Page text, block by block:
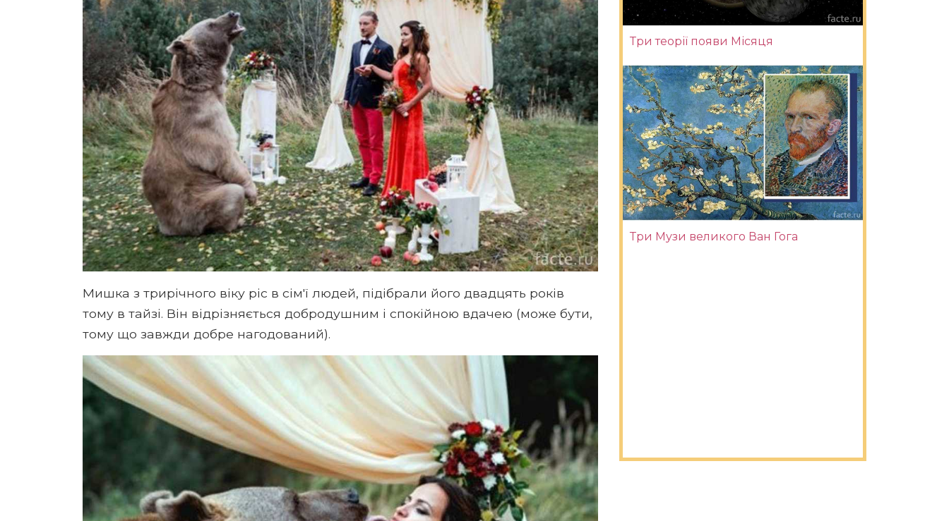
Мишка з трирічного віку ріс в сім'ї людей, підібрали його двадцять років
тому в тайзі. Він відрізняється добродушним і спокійною вдачею (може бути,
тому що завжди добре нагодований).
Три теорії появи Місяця
Три Музи великого Ван Гога